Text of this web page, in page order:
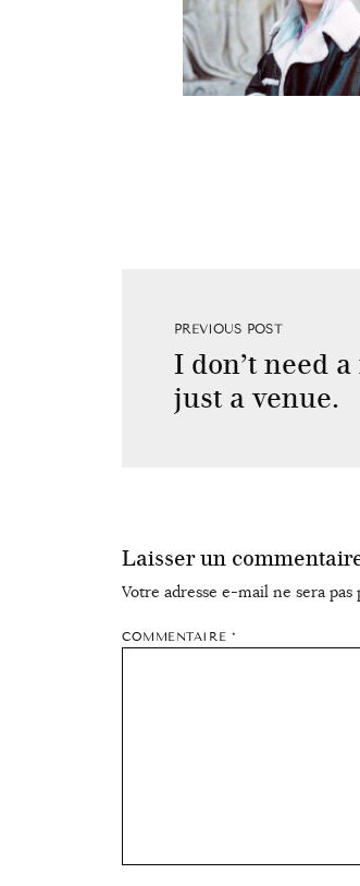
PREVIOUS POST
I don’t need
just a venue.
Laisser un
Votre adresse e-mail ne sera pas
COMMENTAIRE *